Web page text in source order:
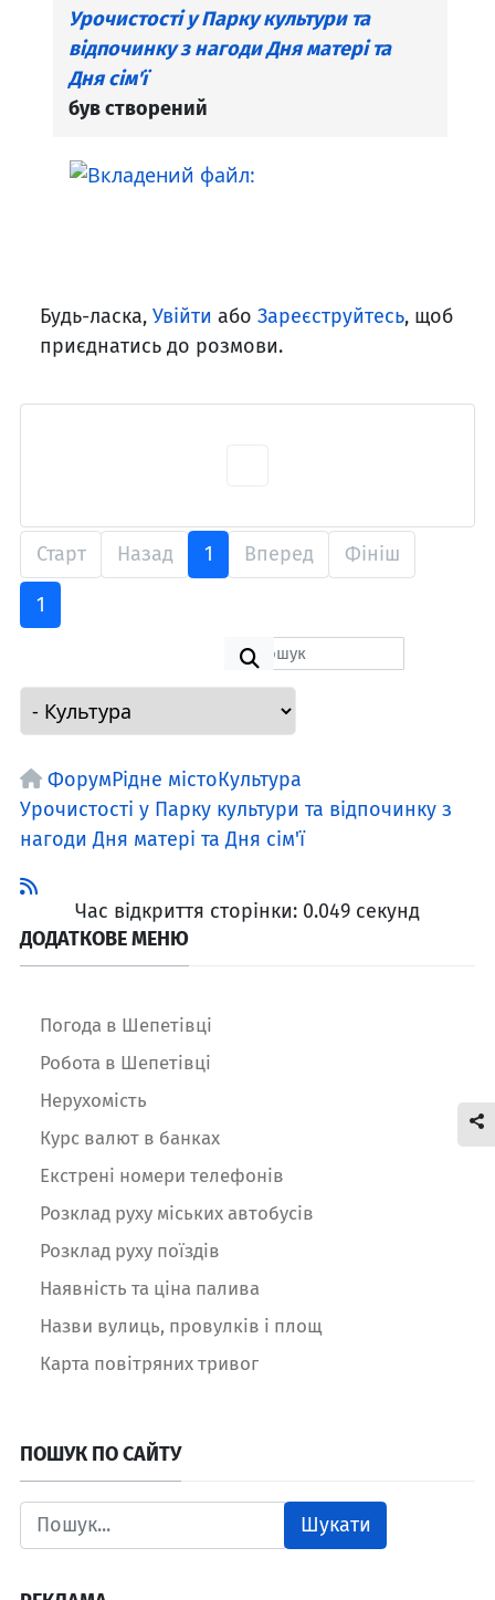
Урочистості у Парку культури та
відпочинку з нагоди Дня матері та
Дня сім'ї
був створений
Будь-ласка, Увійти або Зареєструйтесь, щоб
приєднатись до розмови.
Старт Назад 1 Вперед Фініш
1
ФорумРідне містоКультура
Урочистості у Парку культури та відпочинку з
нагоди Дня матері та Дня сім'ї
Час відкриття сторінки: 0.049 секунд
ДОДАТКОВЕ МЕНЮ
Погода в Шепетівці
Робота в Шепетівці
Нерухомість
Курс валют в банках
Екстрені номери телефонів
Розклад руху міських автобусів
Розклад руху поїздів
Наявність та ціна палива
Назви вулиць, провулків і площ
Карта повітряних тривог
ПОШУК ПО САЙТУ
Шукати